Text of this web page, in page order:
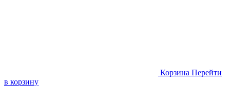
Корзина Перейти
в корзину